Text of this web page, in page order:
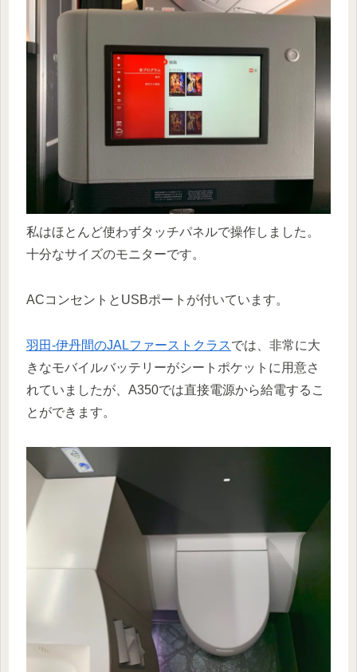
私はほとんど使わずタッチパネルで操作しました。
十分なサイズのモニターです。
ACコンセントとUSBポートが付いています。
羽田-伊丹間のJALファーストクラスでは、非常に大
きなモバイルバッテリーがシートポケットに用意さ
れていましたが、A350では直接電源から給電するこ
とができます。